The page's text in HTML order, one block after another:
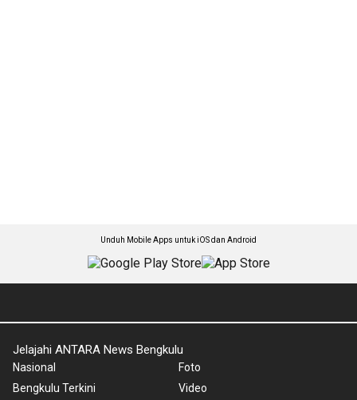
Unduh Mobile Apps untuk iOS dan Android
Jelajahi ANTARA News Bengkulu
Nasional
Bengkulu Terkini
Foto
Video